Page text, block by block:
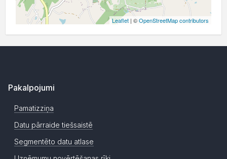
Leaflet | ©OpenStreetMap contributors
Pakalpojumi
Pamatizziņa
Datu pārraide tiešsaistē
Segmentēto datu atlase